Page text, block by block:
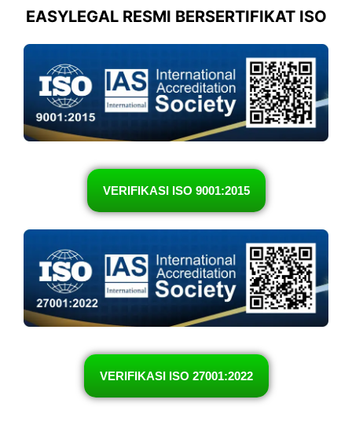
EASYLEGAL RESMI BERSERTIFIKAT ISO
VERIFIKASI ISO 9001:2015
VERIFIKASI ISO 27001:2022